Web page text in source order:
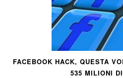
FACEBOOK HACK, QUESTA
535 MILIONI